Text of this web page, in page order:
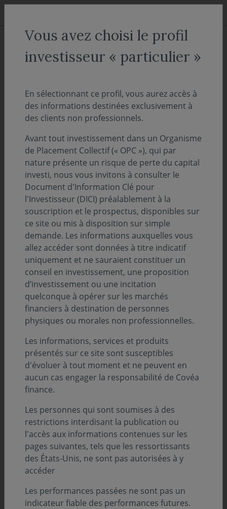
Aller au menu
Aller au contenu
COVEA FINANCE
Nos fonds thématiques
Nos fonds labellisés
Nos fonds labellisés ISR
Un fonds labellisé ISR permet d’investir dans des
développement plus durable. La prise en compte des
critères extra-financiers ESG (Environnemental, Sociétal
et de Gouvernance) dans le choix des valeurs vient
compléter et enrichir la vision traditionnelle
de l’investissement basé sur des données financières et
apporte une meilleure connaissance des risques.
Vous avez choisi le profil
investisseur « particulier »
En sélectionnant ce profil, vous aurez accès à
des informations destinées exclusivement à
des clients non professionnels.
Avant tout investissement dans un Organisme
de Placement Collectif (« OPC »), qui par
nature présente un risque de perte du capital
investi, nous vous invitons à consulter le
Document d'Information Clé pour
l'Investisseur (DICI) préalablement à la
souscription et le prospectus, disponibles sur
ce site ou mis à disposition sur simple
demande. Les informations auxquelles vous
allez accéder sont données à titre indicatif
uniquement et ne sauraient constituer un
conseil en investissement, une proposition
d’investissement ou une incitation
quelconque à opérer sur les marchés
financiers à destination de personnes
physiques ou morales non professionnelles.
Les informations, services et produits
présentés sur ce site sont susceptibles
d'évoluer à tout moment et ne peuvent en
aucun cas engager la responsabilité de Covéa
finance.
Les personnes qui sont soumises à des
restrictions interdisant la publication ou
l'accès aux informations contenues sur les
pages suivantes, tels que les ressortissants
des États-Unis, ne sont pas autorisées à y
accéder
Les performances passées ne sont pas un
indicateur fiable des performances futures.